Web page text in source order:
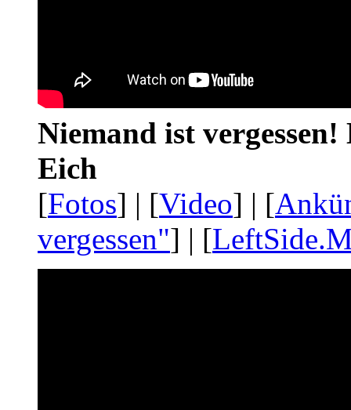
Niemand ist
Eich
[Fotos] | [Video] | [
vergessen"] | [